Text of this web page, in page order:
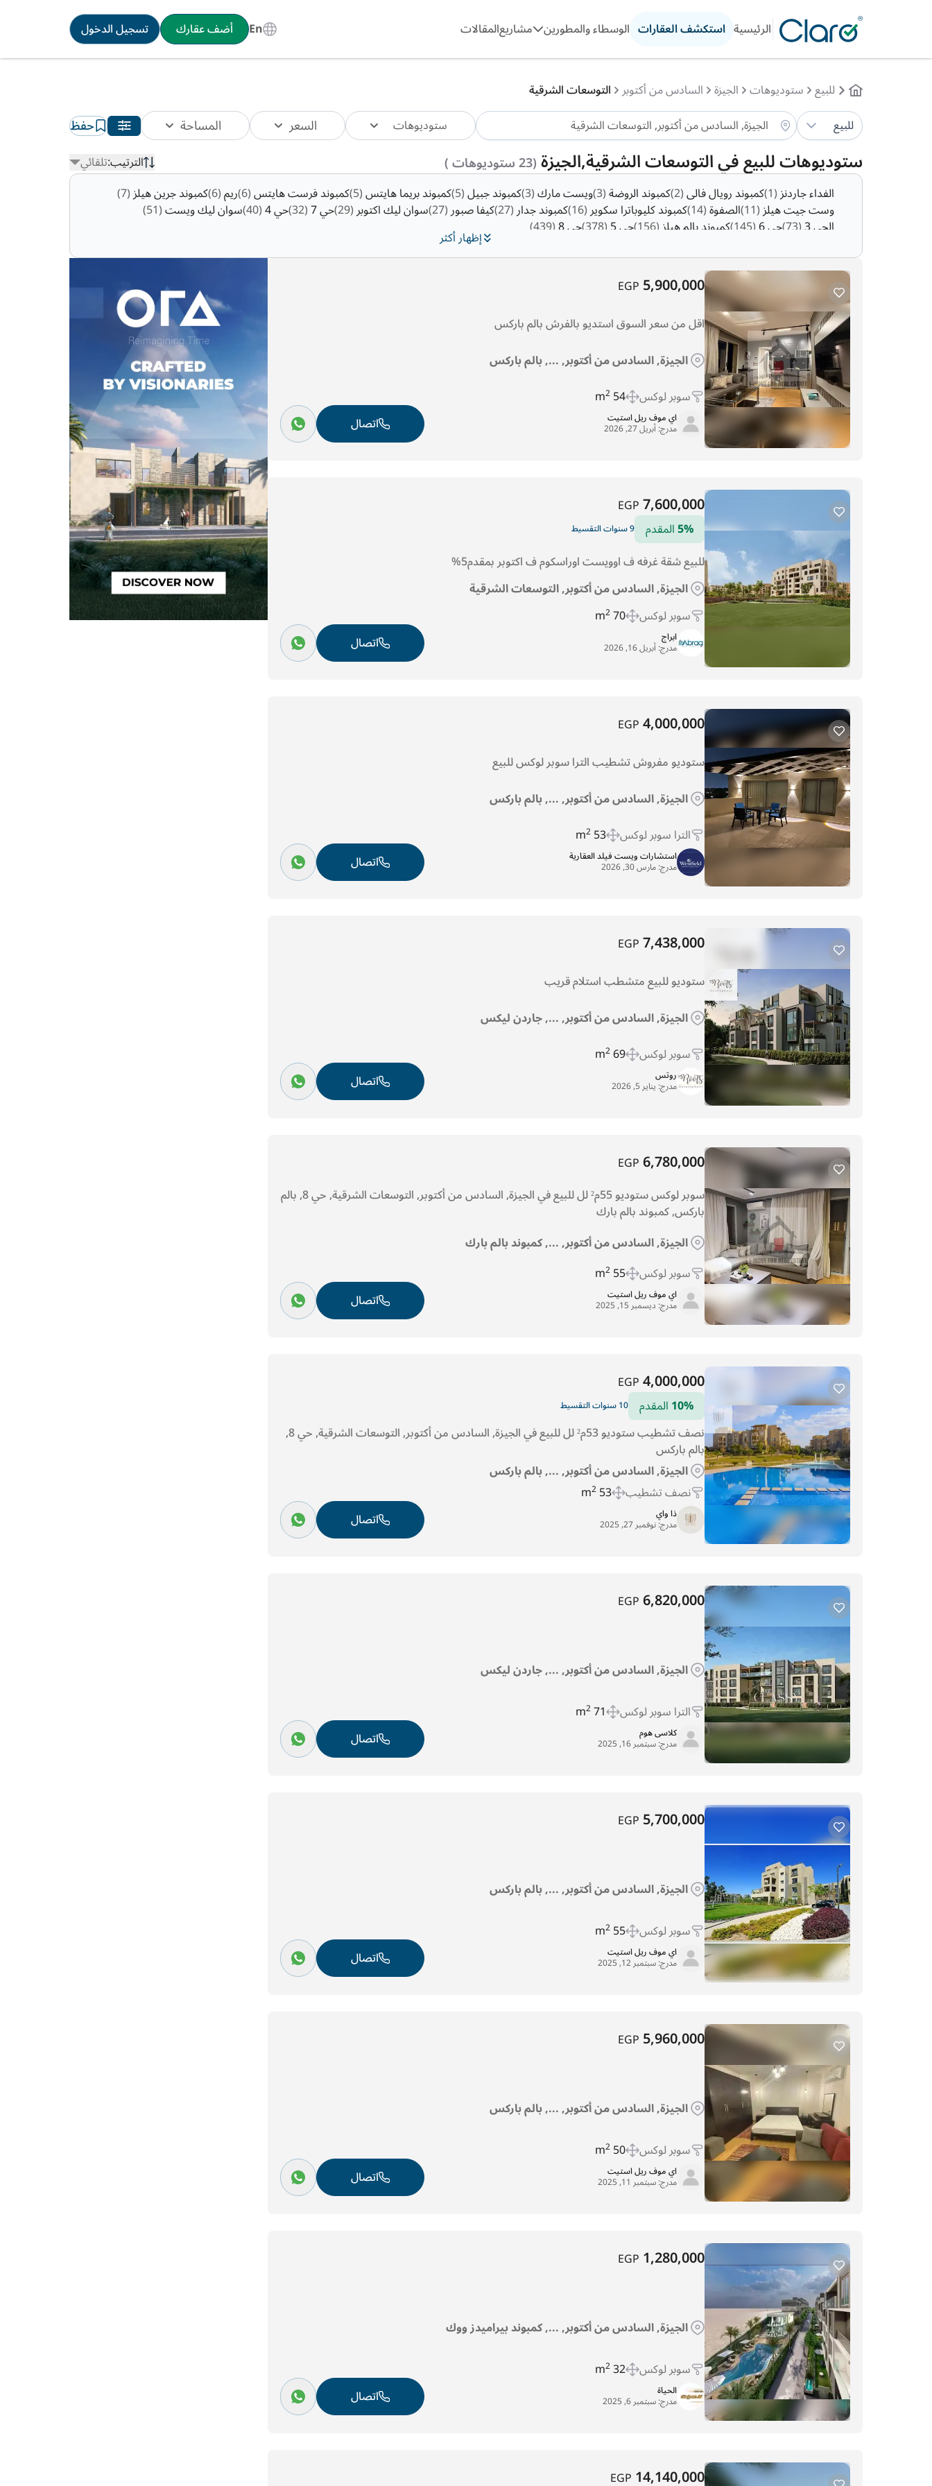
الرئيسية استكشف العقارات الوسطاء والمطورين مشاريعالمقالات En أضف عقارك تسجيل الدخول
للبيع ستوديوهات الجيزة السادس من أكتوبر التوسعات الشرقية
للبيع
ستوديوهات السعر المساحة حفظ
ستوديوهات للبيع في التوسعات الشرقية,الجيزة(23 ستوديوهات ) الترتيب:تلقائي
إظهار أكثر
الفداء جاردنز(1) كمبوند رويال فالى(2) كمبوند الروضة(3) ويست مارك(3) كمبوند جبيل(5) كمبوند بريما هايتس(5) كمبوند فرست هايتس(6) ريم(6) كمبوند جرين هيلز(7)
وست جيت هيلز(11) الصفوة(14) كمبوند كليوباترا سكوير(16) كمبوند جدار(27) كيفا صبور(27) سوان ليك اكتوبر(29) حي 7 (32) حي 4 (40) سوان ليك ويست(51)
الحي 3 (73) حي 6 (145) كمبوند بالم هيلز(156) حي 5 (378) حي 8 (439)
5,900,000
EGP
اقل من سعر السوق استديو بالفرش بالم باركس
الجيزة, السادس من أكتوبر, ..., بالم باركس
سوبر لوكس 54 m
2
اي موف ريل استيت
مدرج:أبريل 27, 2026 اتصال
7,600,000
EGP
5%المقدم 9 سنوات التقسيط
للبيع شقة غرفه ف اوويست اوراسكوم ف اكتوبر بمقدم5%
الجيزة, السادس من أكتوبر, التوسعات الشرقية
سوبر لوكس 70 m
2
ابراج
مدرج:أبريل 16, 2026 اتصال
4,000,000
EGP
ستوديو مفروش تشطيب الترا سوبر لوكس للبيع
الجيزة, السادس من أكتوبر, ..., بالم باركس
الترا سوبر لوكس 53 m
2
استشارات ويست فيلد العقارية
مدرج:مارس 30, 2026 اتصال
7,438,000
EGP
ستوديو للبيع متشطب استلام قريب
الجيزة, السادس من أكتوبر, ..., جاردن ليكس
سوبر لوكس 69 m
2
روتس
مدرج: يناير 5, 2026 اتصال
6,780,000
EGP
سوبر لوكس ستوديو 55م² لل للبيع في الجيزة, السادس من أكتوبر, التوسعات الشرقية, حي 8, بالم
باركس, كمبوند بالم بارك
الجيزة, السادس من أكتوبر, ..., كمبوند بالم بارك
سوبر لوكس 55 m
2
اي موف ريل استيت
مدرج: ديسمبر 15, 2025 اتصال
4,000,000
EGP
10%المقدم 10 سنوات التقسيط
نصف تشطيب ستوديو 53م² لل للبيع في الجيزة, السادس من أكتوبر, التوسعات الشرقية, حي 8,
بالم باركس
الجيزة, السادس من أكتوبر, ..., بالم باركس
نصف تشطيب 53 m
2
ذا واي
مدرج:نوفمبر 27, 2025 اتصال
6,820,000
EGP
الجيزة, السادس من أكتوبر, ..., جاردن ليكس
الترا سوبر لوكس 71 m
2
كلاسى هوم
مدرج:سبتمبر 16, 2025 اتصال
5,700,000
EGP
الجيزة, السادس من أكتوبر, ..., بالم باركس
سوبر لوكس 55 m
2
اي موف ريل استيت
مدرج:سبتمبر 12, 2025 اتصال
5,960,000
EGP
الجيزة, السادس من أكتوبر, ..., بالم باركس
سوبر لوكس 50 m
2
اي موف ريل استيت
مدرج:سبتمبر 11, 2025 اتصال
1,280,000
EGP
الجيزة, السادس من أكتوبر, ..., كمبوند بيراميدز ووك
سوبر لوكس 32 m
2
الحياة
مدرج:سبتمبر 6, 2025 اتصال
14,140,000
EGP